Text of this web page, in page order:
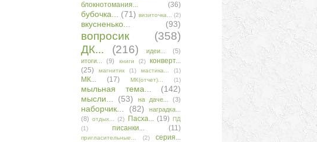
блокнотомания...
(36)
бубочка... (71) визиточка... (2)
вкусненько... (93)
вопросик
(358)
ДК...
(216) идеи...
(5)
итоги...
(9) книги (2)
конверт...
(25)
магнитик (1) мастика... (1)
МК... (17) МК(отчет)... (1)
мыльная тема...
(142)
мысли...
(53) на даче... (3)
наборчик... (82)
наградка...
(8) отдых... (2) Пасха... (19) ПД
(1)
писанки... (11)
пригласительные... (2)
серия...